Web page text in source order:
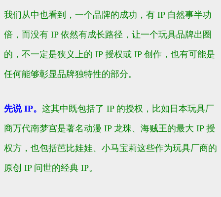
我们从中也看到，一个品牌的成功，有 IP 自然事半功
倍，而没有 IP 依然有成长路径，让一个玩具品牌出圈
的，不一定是狭义上的 IP 授权或 IP 创作，也有可能是
任何能够彰显品牌独特性的部分。
先说 IP。 这其中既包括了 IP 的授权，比如日本玩具厂
商万代南梦宫是著名动漫 IP 龙珠、海贼王的最大 IP 授
权方，也包括芭比娃娃、小马宝莉这些作为玩具厂商的
原创 IP 问世的经典 IP。